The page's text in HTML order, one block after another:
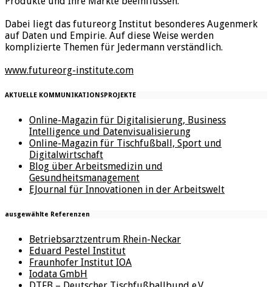
Dabei liegt das futureorg Institut besonderes Augenmerk
auf Daten und Empirie. Auf diese Weise werden
komplizierte Themen für Jedermann verständlich.
www.futureorg-institute.com
AKTUELLE KOMMUNIKATIONSPROJEKTE
Online-Magazin für Digitalisierung, Business
Intelligence und Datenvisualisierung
Online-Magazin für Tischfußball, Sport und
Digitalwirtschaft
Blog über Arbeitsmedizin und
Gesundheitsmanagement
EJournal für Innovationen in der Arbeitswelt
ausgewählte Referenzen
Betriebsarztzentrum Rhein-Neckar
Eduard Pestel Institut
Fraunhofer Institut IOA
Iodata GmbH